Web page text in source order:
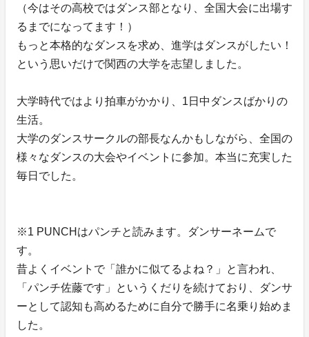
（今はその高校ではダンス部となり、全国大会に出場す
るまでになってます！）
もっと本格的なダンスを求め、進学はダンスがしたい！
という思いだけで関西の大学を志望しました。
大学時代ではより拍車がかかり、1日中ダンスばかりの
生活。
大学のダンスサークルの部長なんかもしながら、全国の
様々なダンスの大会やイベントに参加。本当に充実した
毎日でした。
※1 PUNCHはパンチと読みます。ダンサーネームで
す。
昔よくイベントで「誰かに似てるよね？」と言われ、
「パンチ佐藤です」というくだりを続けており、ダンサ
ーとして認知も高めるために自分で勝手に名乗り始めま
した。